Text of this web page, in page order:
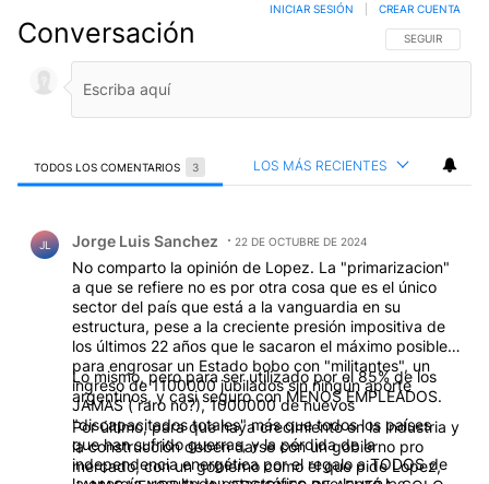
Conversación SIGA ESTA
SEGUIR
INICIAR SESIÓN CREAR CUENTA
TODOS LOS COMENTARIOS 3 LOS MÁS RECIENTES
JL Jorge Luis Sanchez 22 DE OCTUBRE DE 2024
No comparto la opinión de Lopez. La "primarizacion"
a que se refiere no es por otra cosa que es el único
sector del país que está a la vanguardia en su
estructura, pese a la creciente presión impositiva de
los últimos 22 años que le sacaron el máximo posible
para engrosar un Estado bobo con "militantes", un
ingreso de 1100000 jubilados sin ningún aporte
JAMAS ( raro no?), 1000000 de nuevos
"discapacitados totales" más que todos los países
que han sufrido guerras, y la pérdida de la
independencia energética por el regalo a TODOS de
Lo mismo, pero para ser utilizado por el 85% de los
argentinos, y casi seguro con MENOS EMPLEADOS.
Por último, para que haya crecimiento en la industria y
la construcción deben darse con un gobierno pro
mercado, con un gobierno como el que pide Lopez,